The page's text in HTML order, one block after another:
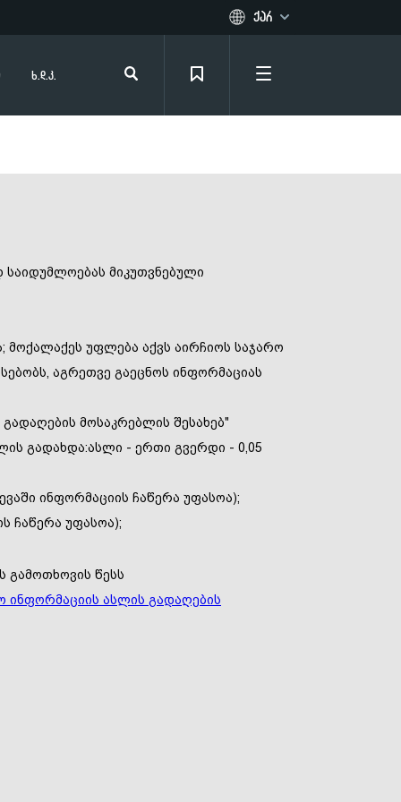
ქარ
Eng
ხ.დ.კ.
მიკუთვნებული
მოქალაქეს უფლება აქვს აირჩიოს საჯარო
აგრეთვე გაეცნოს ინფორმაციას
მოსაკრებლის შესახებ"
გადახდა:ასლი - ერთი გვერდი - 0,05
ინფორმაციის ჩაწერა უფასოა);
ჩაწერა უფასოა);
გამოთხოვის წესს
ინფორმაციის ასლის გადაღების